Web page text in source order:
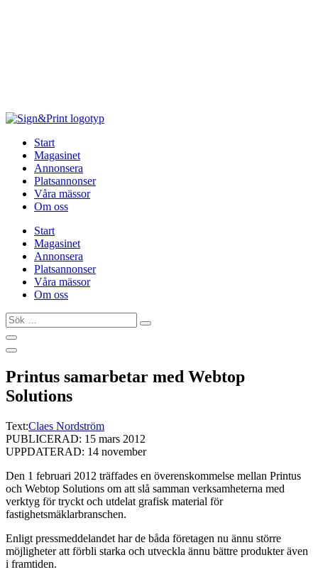
Start
Magasinet
Annonsera
Platsannonser
Våra mässor
Om oss
Start
Magasinet
Annonsera
Platsannonser
Våra mässor
Om oss
Sök
…
Printus samarbetar med Webtop
Solutions
Text:Claes Nordström
PUBLICERAD: 15 mars 2012
UPPDATERAD: 14 november
Den 1 februari 2012 träffades en överenskommelse mellan Printus
och Webtop Solutions om att slå samman verksamheterna med
verktyg för tryckt och utdelat grafisk material för
fastighetsmäklarbranschen.
Enligt pressmeddelandet har de båda företagen nu ännu större
möjligheter att förbli starka och utveckla ännu bättre produkter även
i framtiden.